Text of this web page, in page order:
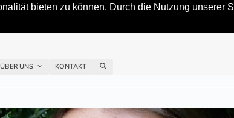
bieten zu können. Durch die Nutzung unserer
ÜBER UNS KONTAKT